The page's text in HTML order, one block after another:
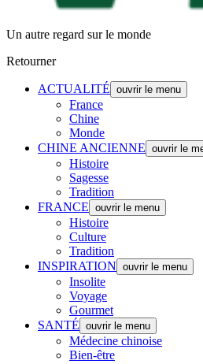
Un autre regard sur le monde
Retourner
ACTUALITÉ ouvrir le menu
France
Chine
Monde
CHINE ANCIENNE ouvrir le
Histoire
Sagesse
Tradition
FRANCE ouvrir le menu
Histoire
Culture
Tradition
INSPIRATION ouvrir le menu
Insolite
Voyage
Gourmet
SANTÉ ouvrir le menu
Médecine chinoise
Bien-être